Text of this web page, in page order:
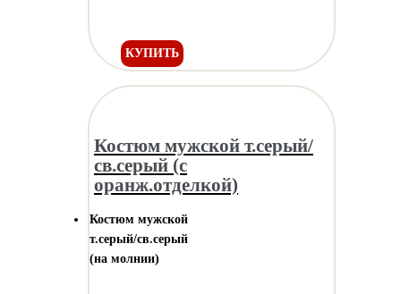
КУПИТЬ
Костюм мужской т.серый/
св.серый (с
оранж.отделкой)
Костюм мужской
т.серый/св.серый
(на молнии)